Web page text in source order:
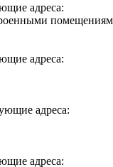
адреса:
адреса:
адреса:
адреса: